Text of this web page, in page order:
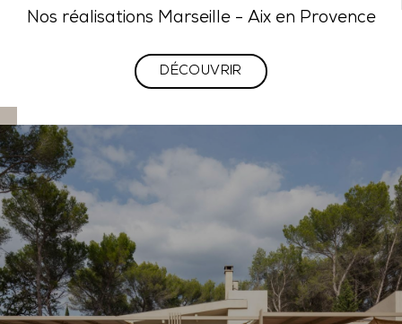
Nos réalisations Marseille - Aix en Provence
DÉCOUVRIR